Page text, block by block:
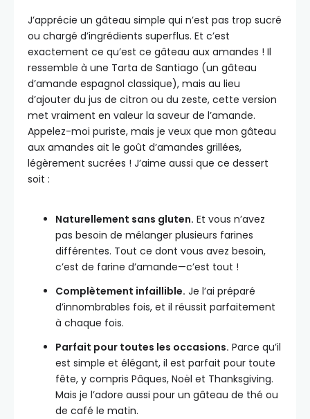
J’apprécie un gâteau simple qui n’est pas trop sucré
ou chargé d’ingrédients superflus. Et c’est
exactement ce qu’est ce gâteau aux amandes ! Il
ressemble à une Tarta de Santiago (un gâteau
d’amande espagnol classique), mais au lieu
d’ajouter du jus de citron ou du zeste, cette version
met vraiment en valeur la saveur de l’amande.
Appelez-moi puriste, mais je veux que mon gâteau
aux amandes ait le goût d’amandes grillées,
légèrement sucrées ! J’aime aussi que ce dessert
soit :
Naturellement sans gluten. Et vous n’avez
pas besoin de mélanger plusieurs farines
différentes. Tout ce dont vous avez besoin,
c’est de farine d’amande—c’est tout !
Complètement infaillible. Je l’ai préparé
d’innombrables fois, et il réussit parfaitement
à chaque fois.
Parfait pour toutes les occasions. Parce qu’il
est simple et élégant, il est parfait pour toute
fête, y compris Pâques, Noël et Thanksgiving.
Mais je l’adore aussi pour un gâteau de thé ou
de café le matin.